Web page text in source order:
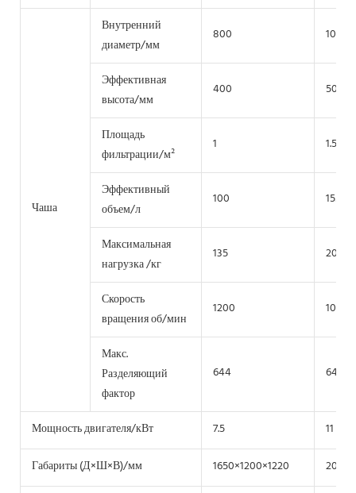
Чаша
Внутренний
диаметр/мм
800 1000
Эффективная
высота/мм
400 500
Площадь
фильтрации/м²
1 1.57
Эффективный
объем/л
100 155
Максимальная
нагрузка /кг
135 200
Скорость
вращения об/мин
1200 1080
Макс.
Разделяющий
фактор
644 644
Мощность двигателя/кВт 7.5 11
Габариты (Д×Ш×В)/мм 1650×1200×1220